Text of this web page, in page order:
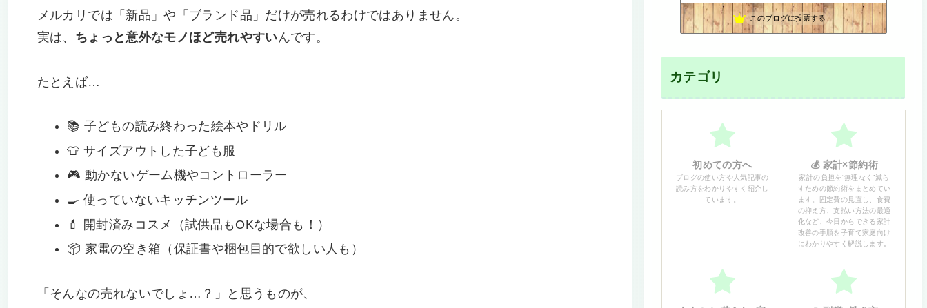
メルカリでは「新品」や「ブランド品」だけが売れるわけではありません。
実は、 ちょっと意外なモノほど売れやすいんです。
たとえば…
📚 子どもの読み終わった絵本やドリル
👕 サイズアウトした子ども服
🎮 動かないゲーム機やコントローラー
🍳 使っていないキッチンツール
💄 開封済みコスメ（試供品もOKな場合も！）
📦 家電の空き箱（保証書や梱包目的で欲しい人も）
「そんなの売れないでしょ…？」と思うものが、
11位 とゆの楽しいアロマライフ
12位 かまいと 家計簿書こうクラブ
心と体の土台から整え、本来の自分に還る暮らし
このブログに投票する
カテゴリ
初めての方へ
ブログの使い方や人気記事の
読み方をわかりやすく紹介し
ています。
💰 家計×節約術
家計の負担を“無理なく”減ら
すための節約術をまとめてい
ます。固定費の見直し、食費
の抑え方、支払い方法の最適
化など、今日からできる家計
改善の手順を子育て家庭向け
にわかりやすく解説します。